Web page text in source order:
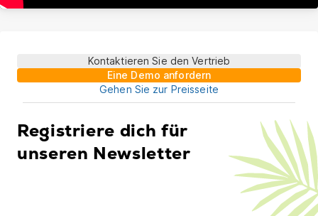
Kontaktieren Sie den Vertrieb
Eine Demo anfordern
Gehen Sie zur Preisseite
Registriere dich für
unseren Newsletter